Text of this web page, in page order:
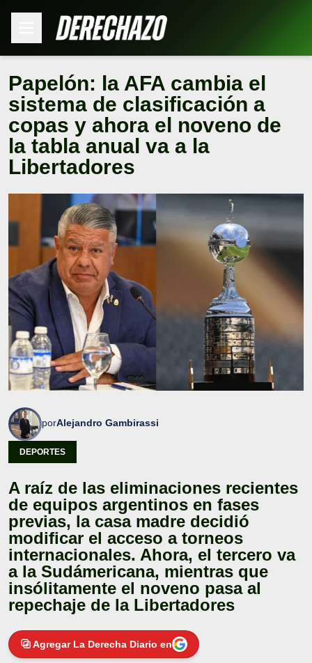
Papelón: la AFA cambia el
sistema de clasificación a
copas y ahora el noveno de
la tabla anual va a la
Libertadores
porAlejandro Gambirassi
DEPORTES
A raíz de las eliminaciones recientes
de equipos argentinos en fases
previas, la casa madre decidió
modificar el acceso a torneos
internacionales. Ahora, el tercero va
a la Sudámericana, mientras que
insólitamente el noveno pasa al
repechaje de la Libertadores
Agregar La Derecha Diario en